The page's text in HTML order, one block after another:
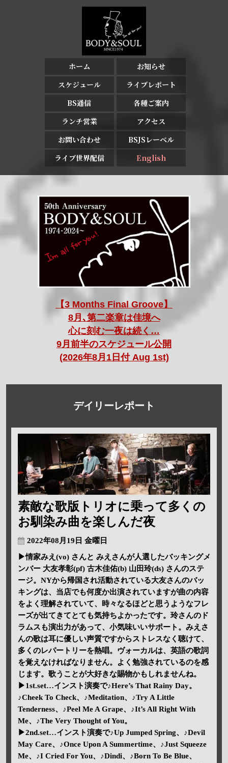
ホーム
お知らせ
スケジュール
ライブレポート
BS通信
各種ご案内
ランチ営業
アクセス
お問い合わせ
BSJSレーベル
ライブ世界配信
English
【3 Months Final Groove】
8月､第二楽章は佳境へ
心に刻む一夜は続く…
9月前半のスケジュール公開
(2026年8月1日付 Aug 1st)
デイリーレポート
素敵な歌版トリオに乗って多くの
お馴染み曲を楽しんだ夜
2022年08月19日 金曜日
▶情家みえ(vo) さんと みえさんが人選したバッキングメ
ンバー 大友孝彰(pf) 古木佳佑(b) 山田玲(ds) さんのステ
ージ。NYから帰国され活動されている大友さんのバッ
キングは、当店でも何度か出演されていますが曲の内容
をよく理解されていて、時々なるほどと思うようなフレ
ーズが出てきてとても気持ちよかったです。玲さんのド
ラムスも演出力があって、小気味いいサポート。みえさ
んの歌は耳に優しい声質ですからストレスなく聴けて、
多くのレパートリーを熱唱。ヴォーカルは、英語の歌詞
を覚えなければなりません。よく勉強されているのを感
じます。歌うことが大好きな賜物かもしれませんね。
▶1st.set…インスト演奏で♪Here’s That Rainy Day。
♪Cheek To Check、♪Meditation、♪Try A Little
Tenderness、♪Peel Me A Grape、♪It’s All Right With
Me、♪The Very Thought of You。
▶2nd.set…インスト演奏で♪Up Jumped Spring、♪Devil
May Care、♪Once Upon A Summertime、♪Just Squeeze
Me、♪I Cried For You、♪Dindi、♪Born To Be Blue、